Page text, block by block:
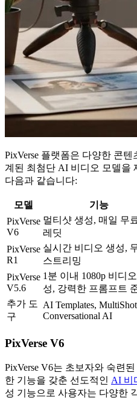
PixVerse 플랫폼은 다양한 콘
계된 최첨단 AI 비디오 모델을
다음과 같습니다:
모델 기능
PixVerse
V6
멀티샷 생성, 매일 무
레딧
PixVerse
R1
실시간 비디오 생성,
스트리밍
PixVerse
V5.6
1분 이내 1080p 비디
성, 강력한 프롬프트
추가 도
구
AI Templates,
Conversational AI
PixVerse V6
PixVerse V6는 초보자와 숙련
한 기능을 갖춘 선도적인 AI 비
성 기능으로 사용자는 다양한